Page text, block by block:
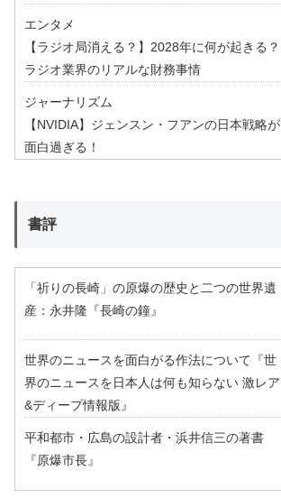
エンタメ
【ラジオ局消える？】2028年に何が起きる？
ラジオ業界のリアルな財務事情
ジャーナリズム
【NVIDIA】ジェンスン・フアンの日本戦略が
面白過ぎる！
書評
「祈りの長崎」の原爆の歴史と二つの世界遺
産：永井隆『長崎の鐘』
世界のニュースを面白がる作法について『世
界のニュースを日本人は何も知らない 激レア
&ディープ情報版』
平和都市・広島の設計者・浜井信三の著書
『原爆市長』